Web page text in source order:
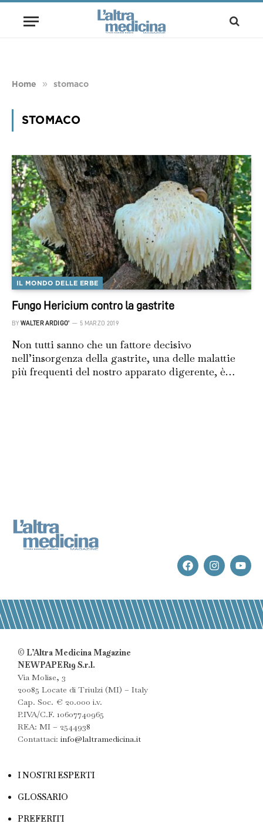
Home » stomaco
STOMACO
IL MONDO DELLE ERBE
Fungo Hericium contro la gastrite
BY WALTER ARDIGO' 5 MARZO 2019
Non tutti sanno che un fattore decisivo
nell’insorgenza della gastrite, una delle malattie
più frequenti del nostro apparato digerente, è…
© L’Altra Medicina Magazine
NEWPAPER19 S.r.l.
Via Molise, 3
20085 Locate di Triulzi (MI) – Italy
Cap. Soc. € 20.000 i.v.
P.IVA/C.F. 10607740965
REA: MI – 2544938
Contattaci: info@laltramedicina.it
I NOSTRI ESPERTI
GLOSSARIO
PREFERITI